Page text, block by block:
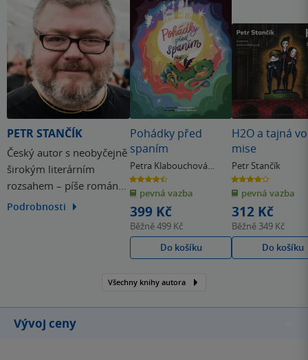
PETR STANČÍK
Český autor s neobyčejně
širokým literárním
rozsahem – píše romány,
poezii, eseje, dramatické
tvorbou, která se nebojí
fantazie, historie,…
Podrobnosti
Pohádky před
spaním
Petra Klabouchová
& další
4.5
z
5
hvězdiček
pevná vazba
399 Kč
Běžně499 Kč
Do košíku
H2O a tajná
mise
Petr Stančík
3.9
z
5
hvězdiček
pevná vazba
312 Kč
Běžně 349 Kč
Do košíku
Všechny knihy autora
Vývoj ceny